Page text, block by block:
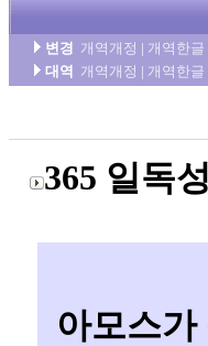
변경 개역개정 | 개역한글
대역
개역개정 | 개역한글
365 일독
아모스